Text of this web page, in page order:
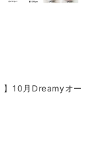
10月Dreamyオー